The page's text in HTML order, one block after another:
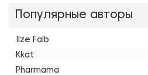
Популярные авторы
Ilze Falb
Kkat
Pharmama